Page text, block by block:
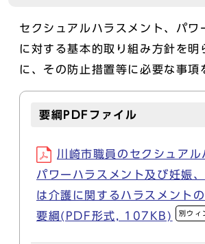
セクシュアルハラスメント、パワ
に対する基本的取り組み方針を明
に、その防止措置等に必要な事項
要綱PDFファイル
川崎市職員のセクシュアル
パワーハラスメント及び妊娠
は介護に関するハラスメント
要綱(PDF形式, 107KB)
別ウィ